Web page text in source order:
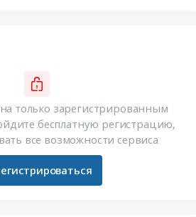
только зарегистрированным
бесплатную регистрацию,
все возможности сервиса